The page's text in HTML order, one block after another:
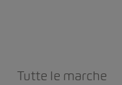
Tutte le marche